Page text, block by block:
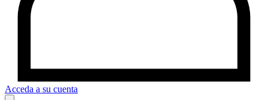
Acceda a su cuenta